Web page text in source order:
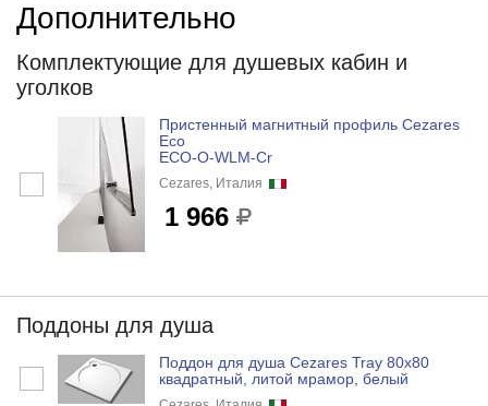
Дополнительно
Комплектующие для душевых кабин и
уголков
Пристенный магнитный профиль Cezares
Eco
ECO-O-WLM-Cr
Cezares, Италия
1 966
Поддоны для душа
Поддон для душа Cezares Tray 80x80
квадратный, литой мрамор, белый